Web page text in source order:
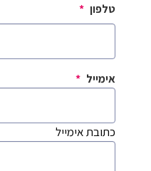
טלפון *
אימייל *
כתובת אימייל